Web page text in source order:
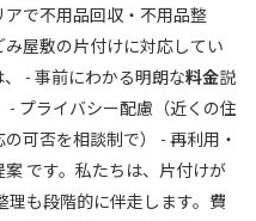
アで不用品回収・不用品整
屋敷の片付けに対応してい
- 事前にわかる明朗な料金説
- プライバシー配慮（近くの住
可否を相談制で） - 再利用・
です。私たちは、片付けが
理も段階的に伴走します。費